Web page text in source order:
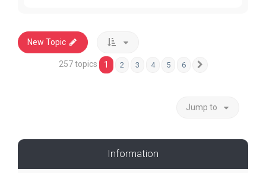
New Topic
257 topics 1 2 3 4 5 6
Jump to
Information